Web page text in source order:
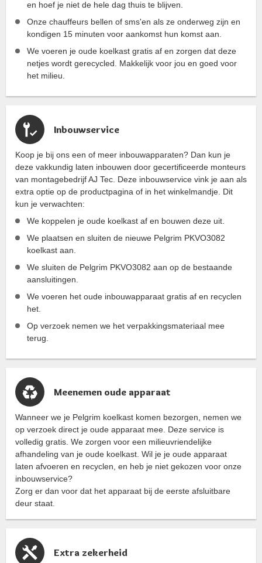
en hoef je niet de hele dag thuis te blijven.
Onze chauffeurs bellen of sms'en als ze onderweg zijn en
kondigen 15 minuten voor aankomst hun komst aan.
We voeren je oude koelkast gratis af en zorgen dat deze
netjes wordt gerecycled. Makkelijk voor jou en goed voor
het milieu.
Inbouwservice
Koop je bij ons een of meer inbouwapparaten? Dan kun je
deze vakkundig laten inbouwen door gecertificeerde monteurs
van montagebedrijf AJ Tec. Deze inbouwservice vink je aan als
extra optie op de productpagina of in het winkelmandje. Dit
kun je verwachten:
We koppelen je oude koelkast af en bouwen deze uit.
We plaatsen en sluiten de nieuwe Pelgrim PKVO3082
koelkast aan.
We sluiten de Pelgrim PKVO3082 aan op de bestaande
aansluitingen.
We voeren het oude inbouwapparaat gratis af en recyclen
het.
Op verzoek nemen we het verpakkingsmateriaal mee
terug.
Meenemen oude apparaat
Wanneer we je Pelgrim koelkast komen bezorgen, nemen we
op verzoek direct je oude apparaat mee. Deze service is
volledig gratis. We zorgen voor een milieuvriendelijke
afhandeling van je oude koelkast. Wil je je oude apparaat
laten afvoeren en recyclen, en heb je niet gekozen voor onze
inbouwservice?
Zorg er dan voor dat het apparaat bij de eerste afsluitbare
deur staat.
Extra zekerheid